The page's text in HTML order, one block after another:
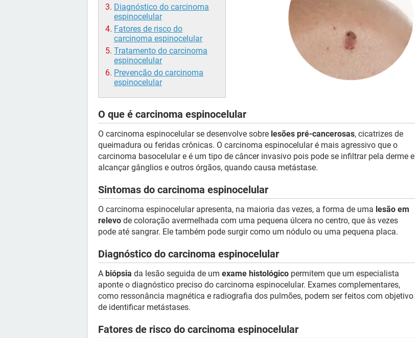
Diagnóstico do carcinoma
espinocelular
Fatores de risco do
carcinoma espinocelular
Tratamento do carcinoma
espinocelular
Prevenção do carcinoma
espinocelular
O que é carcinoma espinocelular
O carcinoma espinocelular se desenvolve sobre lesões pré-cancerosas, cicatrizes de
queimadura ou feridas crônicas. O carcinoma espinocelular é mais agressivo que o
carcinoma basocelular e é um tipo de câncer invasivo pois pode se infiltrar pela derme e
alcançar gânglios e outros órgãos, quando causa metástase.
Sintomas do carcinoma espinocelular
O carcinoma espinocelular apresenta, na maioria das vezes, a forma de uma lesão em
relevo de coloração avermelhada com uma pequena úlcera no centro, que às vezes
pode até sangrar. Ele também pode surgir como um nódulo ou uma pequena placa.
Diagnóstico do carcinoma espinocelular
A biópsia da lesão seguida de um exame histológico permitem que um especialista
aponte o diagnóstico preciso do carcinoma espinocelular. Exames complementares,
como ressonância magnética e radiografia dos pulmões, podem ser feitos com objetivo
de identificar metástases.
Fatores de risco do carcinoma espinocelular